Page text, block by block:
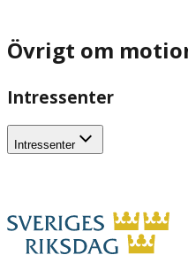
Övrigt om
Intressenter
Intressenter